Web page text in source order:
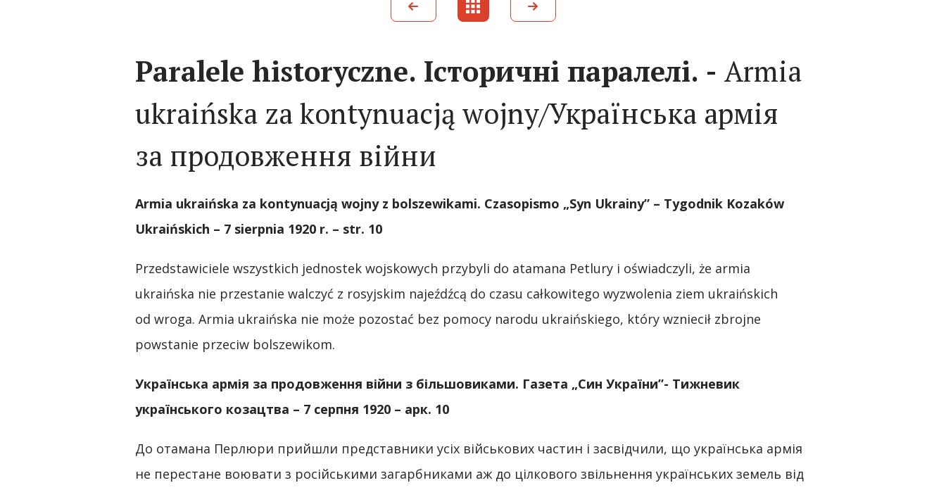
Paralele historyczne. Історичні паралелі. - Armia
ukraińska za kontynuacją wojny/Українська армія
за продовження війни
Armia ukraińska za kontynuacją wojny z bolszewikami. Czasopismo „Syn Ukrainy” – Tygodnik Kozaków
Ukraińskich – 7 sierpnia 1920 r. – str. 10
Przedstawiciele wszystkich jednostek wojskowych przybyli do atamana Petlury i oświadczyli, że armia
ukraińska nie przestanie walczyć z rosyjskim najeźdźcą do czasu całkowitego wyzwolenia ziem ukraińskich
od wroga. Armia ukraińska nie może pozostać bez pomocy narodu ukraińskiego, który wzniecił zbrojne
powstanie przeciw bolszewikom.
Українська армія за продовження війни з більшовиками. Газета „Син України”- Тижневик
українського козацтва – 7 серпня 1920 – арк. 10
До отамана Перлюри прийшли представники усіх військових частин і засвідчили, що українська армія
не перестане воювати з російськими загарбниками аж до цілкового звільнення українських земель від